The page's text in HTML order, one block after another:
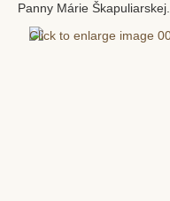
Panny Márie Škapuliarskej.